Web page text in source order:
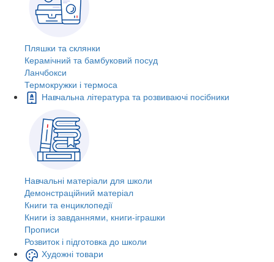
Пляшки та склянки
Керамічний та бамбуковий посуд
Ланчбокси
Термокружки і термоса
Навчальна література та розвиваючі посібники
Навчальні матеріали для школи
Демонстраційний матеріал
Книги та енциклопедії
Книги із завданнями, книги-іграшки
Прописи
Розвиток і підготовка до школи
Художні товари